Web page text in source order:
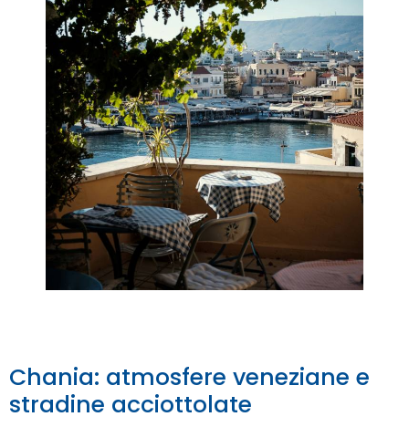
Chania: atmosfere veneziane e
stradine acciottolate